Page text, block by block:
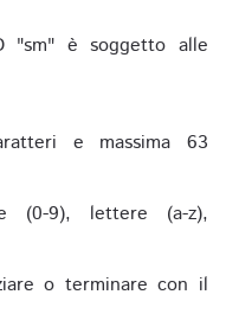
"sm" è soggetto alle
e massima 63
(0-9), lettere (a-z),
o terminare con il